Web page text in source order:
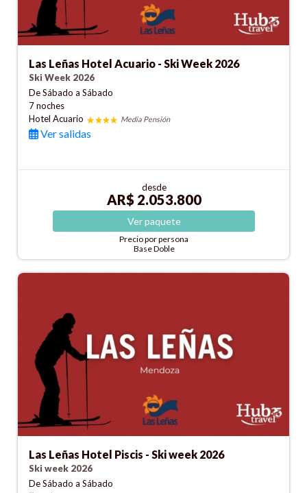
Las Leñas Hotel Acuario - Ski Week 2026
Ski Week 2026
De Sábado a Sábado
7 noches
Hotel Acuario
Media Pensión
Ver salidas
desde
AR$ 2.053.800
Verpaquete
Precio por persona
Base Doble
Las Leñas Hotel Piscis - Ski week 2026
Ski week 2026
De Sábado a Sábado